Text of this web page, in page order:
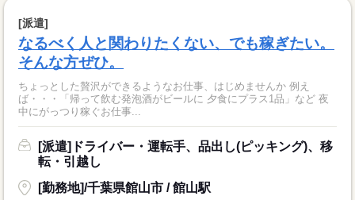
[派遣]
なるべく人と関わりたくない、でも稼ぎたい。
そんな方ぜひ。
ちょっとした贅沢ができるようなお仕事、はじめませんか 例え
ば・・・「帰って飲む発泡酒がビールに 夕食にプラス1品」など 夜
中にがっつり稼ぐお仕事...
[派遣]ドライバー・運転手、品出し(ピッキング)、移
転・引越し
[勤務地]/千葉県館山市 / 館山駅